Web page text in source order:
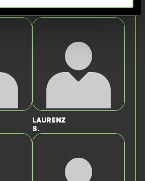
Laurenz
S.